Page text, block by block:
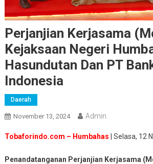
Perjanjian Kerjasama
Kejaksaan Negeri
Hasundutan Dan PT
Indonesia
Daerah
November 13, 2024 Admin
Tobaforindo.com – Humbahas | Selasa, 12
Penandatanganan Perjanjian Kerjasama